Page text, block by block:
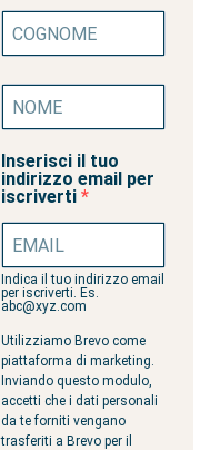
Inserisci il tuo
indirizzo email per
iscriverti
Indica il tuo indirizzo email
per iscriverti. Es.
abc@xyz.com
Utilizziamo Brevo come
piattaforma di marketing.
Inviando questo modulo,
accetti che i dati personali
da te forniti vengano
trasferiti a Brevo per il